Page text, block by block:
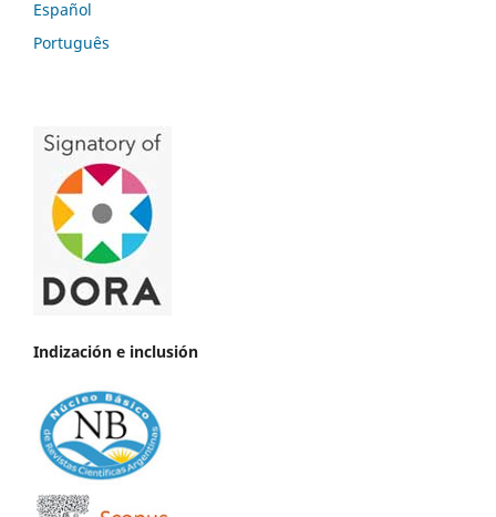
Español
Português
Indización e inclusión